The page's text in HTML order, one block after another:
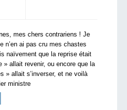
mes chers contrariens ! Je
n’en ai pas cru mes chastes
naïvement que la reprise était
» allait revenir, ou encore que la
» allait s’inverser, et ne voilà
ministre